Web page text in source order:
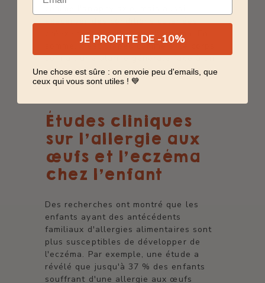
exacerber des conditions cutanées
préexistantes telles que l'eczéma. En
somme, c'est un peu comme si le corps
sonnait une alarme générale face à un
intrus imaginaire.
Études cliniques
sur l'allergie aux
œufs et l'eczéma
chez l'enfant
Des recherches ont montré que les
enfants ayant des antécédents
familiaux d'allergies alimentaires sont
plus susceptibles de développer de
l'eczéma. Par exemple, une étude a
révélé que jusqu'à 37 % des enfants
souffrant d'une allergie aux œufs
JE PROFITE DE -10%
Une chose est sûre : on envoie peu d'emails, que
ceux qui vous sont utiles ! 💙